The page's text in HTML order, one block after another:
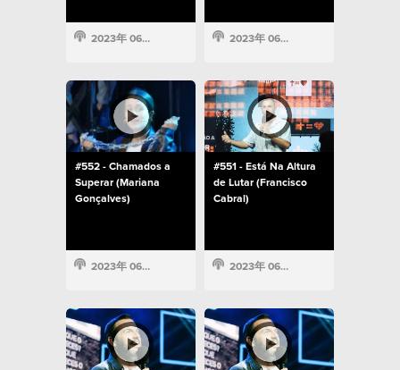
2023年 06月 19日 2023年 06月 19日
#552 - Chamados a
Superar (Mariana
Gonçalves)
2023年 06月 12日
#551 - Está Na Altura
de Lutar (Francisco
Cabral)
2023年 06月 12日